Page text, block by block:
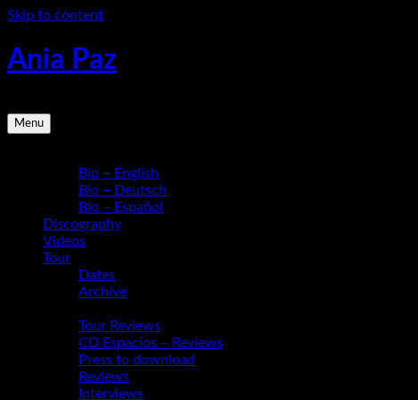
Skip to content
Ania Paz
Menu
Bio – English
Bio – Deutsch
Bio – Español
Discography
Videos
Tour
Dates
Archive
Tour Reviews
CD Espacios – Reviews
Press to download
Reviews
Interviews